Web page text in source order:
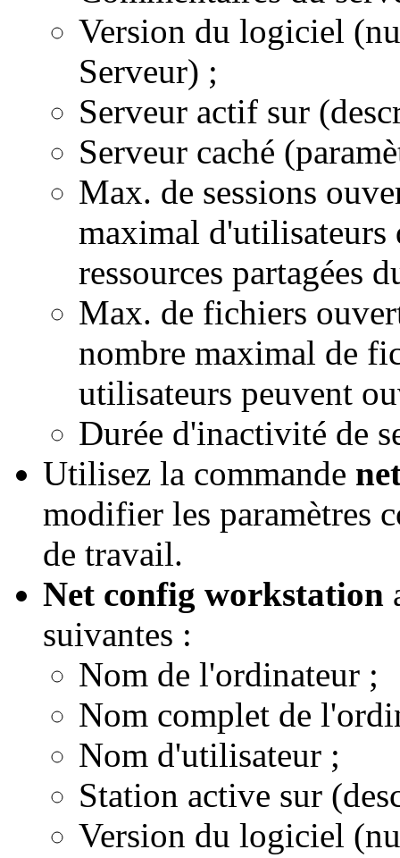
Version du logiciel
Serveur) ;
Serveur actif sur
Serveur caché
Max. de sessions
maximal d'utilisateurs
ressources partagées
Max. de fichiers
nombre maximal de
utilisateurs peuvent
Durée d'inactivité de
Utilisez la commande
modifier les paramètres
de travail.
Net config workstation
suivantes :
Nom de l'ordinateur ;
Nom complet de
Nom d'utilisateur ;
Station active sur
Version du logiciel